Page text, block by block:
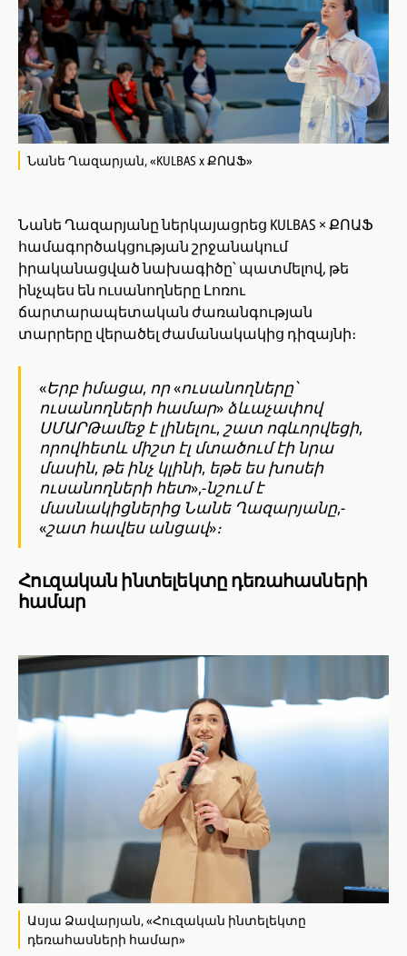
Նանե Ղազարյան, «KULBAS x ՔՈԱՖ»
Նանե Ղազարյանը ներկայացրեց KULBAS × ՔՈԱՖ
համագործակցության շրջանակում
իրականացված նախագիծը՝ պատմելով, թե
ինչպես են ուսանողները Լոռու
ճարտարապետական ժառանգության
տարրերը վերածել ժամանակակից դիզայնի։
«Երբ իմացա, որ «ուսանողները՝
ուսանողների համար» ձևաչափով
ՍՄԱՐԹամեջ է լինելու, շատ ոգևորվեցի,
որովհետև միշտ էլ մտածում էի նրա
մասին, թե ինչ կլինի, եթե ես խոսեի
ուսանողների հետ»,-նշում է
մասնակիցներից Նանե Ղազարյանը,-
«շատ հավես անցավ»։
Հուզական ինտելեկտը դեռահասների
համար
Ասյա Ձավարյան, «Հուզական ինտելեկտը
դեռահասների համար»